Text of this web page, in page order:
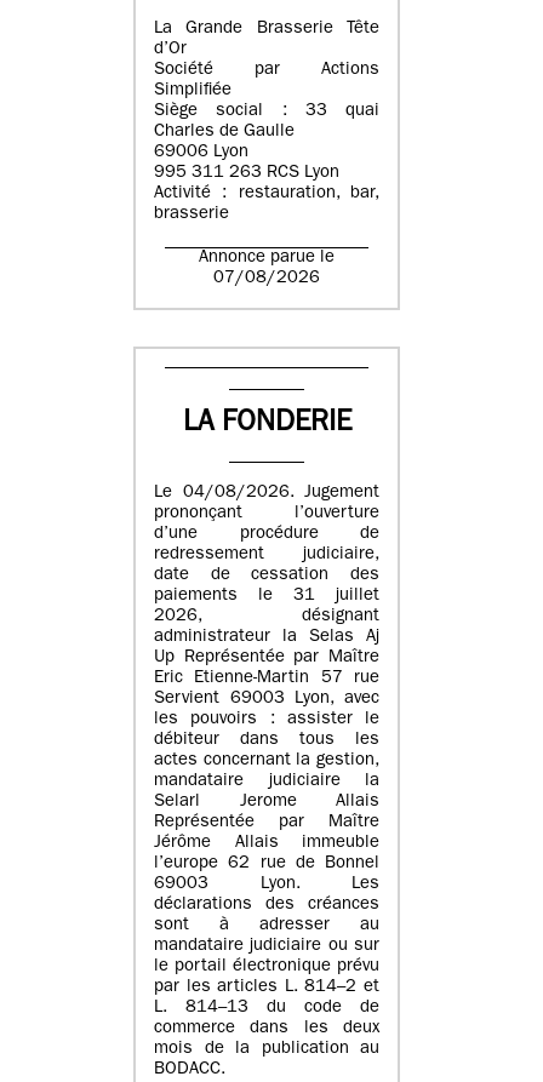
La Grande Brasserie Tête
d’Or
Société par Actions
Simplifiée
Siège social : 33 quai
Charles de Gaulle
69006 Lyon
995 311 263 RCS Lyon
Activité : restauration, bar,
brasserie
Annonce parue le
07/08/2026
LA FONDERIE
Le 04/08/2026. Jugement
prononçant l’ouverture
d’une procédure de
redressement judiciaire,
date de cessation des
paiements le 31 juillet
2026, désignant
administrateur la Selas Aj
Up Représentée par Maître
Eric Etienne-Martin 57 rue
Servient 69003 Lyon, avec
les pouvoirs : assister le
débiteur dans tous les
actes concernant la gestion,
mandataire judiciaire la
Selarl Jerome Allais
Représentée par Maître
Jérôme Allais immeuble
l’europe 62 rue de Bonnel
69003 Lyon. Les
déclarations des créances
sont à adresser au
mandataire judiciaire ou sur
le portail électronique prévu
par les articles L. 814–2 et
L. 814–13 du code de
commerce dans les deux
mois de la publication au
BODACC.